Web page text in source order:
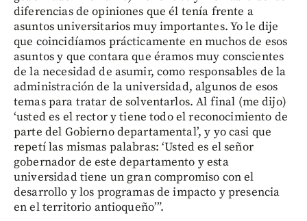
diferencias de opiniones que él tenía frente a
asuntos universitarios muy importantes. Yo le dije
que coincidíamos prácticamente en muchos de esos
asuntos y que contara que éramos muy conscientes
de la necesidad de asumir, como responsables de la
administración de la universidad, algunos de esos
temas para tratar de solventarlos. Al final (me dijo)
‘usted es el rector y tiene todo el reconocimiento de
parte del Gobierno departamental’, y yo casi que
repetí las mismas palabras: ‘Usted es el señor
gobernador de este departamento y esta
universidad tiene un gran compromiso con el
desarrollo y los programas de impacto y presencia
en el territorio antioqueño’”.